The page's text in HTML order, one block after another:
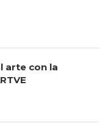
arte con la